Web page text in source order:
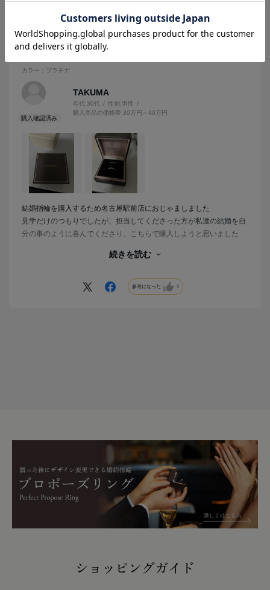
結婚指輪購入
カラー：プラチナ
TAKUMA
年代:30代 性別:男性
購入商品の価格帯:30万円～40万円
結婚指輪を購入するため名古屋駅前店におじゃましました
見学だけのつもりでしたが、担当してくださった方が私達の結婚を自
分の事のように喜んでくださり、こちらで購入しようと思いました
指輪も時間をかけて丁寧に説明してくださり、後悔のない指輪選びが
続きを読む
参考になった 0
ショッピングガイド